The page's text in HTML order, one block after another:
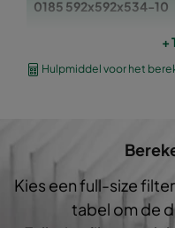
0185 592x592x534-10
+
Hulpmiddel voor het
Kies een full-size
tabel om de